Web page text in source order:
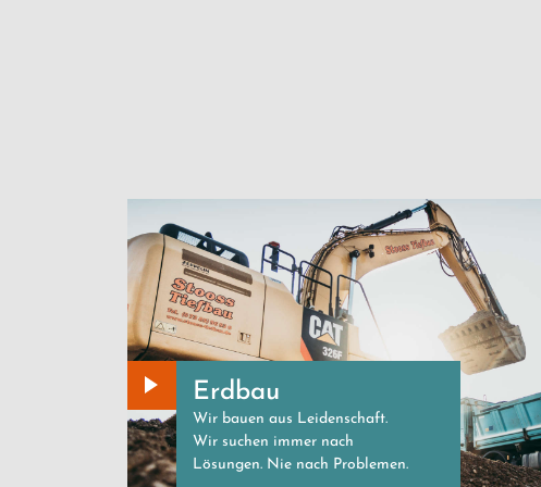
Erdbau
Wir bauen aus Leidenschaft.
Wir suchen immer nach
Lösungen. Nie nach Problemen.